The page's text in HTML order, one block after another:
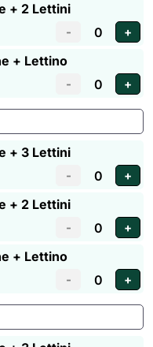
+ 2 Lettini
+ Lettino
+ 3 Lettini
+ 2 Lettini
+ Lettino